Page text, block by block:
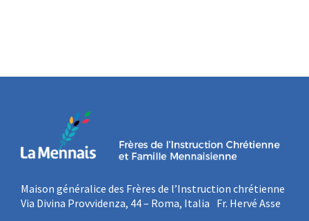
Maison généralice des Frères de l’Instruction chrétienne
Via Divina Provvidenza, 44 – Roma, Italia Fr. Hervé Asse